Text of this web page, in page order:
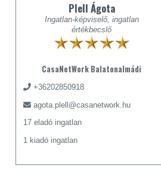
Plell Ágota
Ingatlan-képviselő, ingatlan
értékbecslő
CasaNetWork Balatonalmádi
+36202850918
agota.plell@casanetwork.hu
17 eladó ingatlan
1 kiadó ingatlan